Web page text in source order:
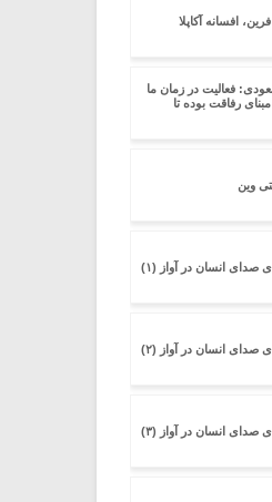
افسانه آکاپلا
فعالیت در زمان ما
رفاقت بوده تا
وین
صدای انسان در آواز (۱)
صدای انسان در آواز (۲)
صدای انسان در آواز (۳)